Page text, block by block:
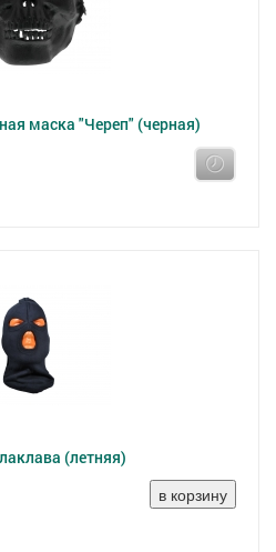
маска "Череп" (черная)
(летняя)